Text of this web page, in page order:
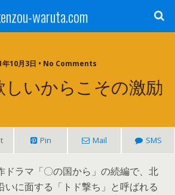
waruta.com
年10月3日 • No Comments
しいからこその激励
Pin Mail SMS
ドラマ「〇の国から」の続編で、北
いに面する「トド撃ち」と呼ばれる